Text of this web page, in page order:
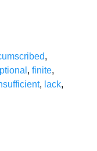
,
, finite,
, lack,